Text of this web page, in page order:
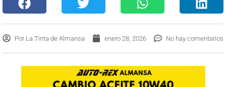
Por La Tinta de Almansa enero 28, 2026 No hay comentarios